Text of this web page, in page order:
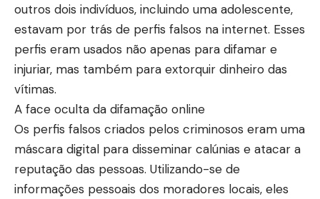
outros dois indivíduos, incluindo uma adolescente,
estavam por trás de perfis falsos na internet. Esses
perfis eram usados não apenas para difamar e
injuriar, mas também para extorquir dinheiro das
vítimas.
A face oculta da difamação online
Os perfis falsos criados pelos criminosos eram uma
máscara digital para disseminar calúnias e atacar a
reputação das pessoas. Utilizando-se de
informações pessoais dos moradores locais, eles